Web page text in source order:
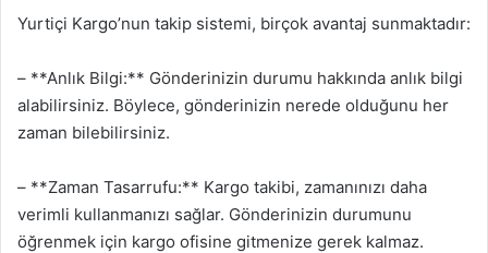
Yurtiçi Kargo’nun takip sistemi, birçok avantaj sunmaktadır:
– **Anlık Bilgi:** Gönderinizin durumu hakkında anlık bilgi
alabilirsiniz. Böylece, gönderinizin nerede olduğunu her
zaman bilebilirsiniz.
– **Zaman Tasarrufu:** Kargo takibi, zamanınızı daha
verimli kullanmanızı sağlar. Gönderinizin durumunu
öğrenmek için kargo ofisine gitmenize gerek kalmaz.